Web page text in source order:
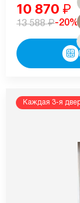
10 870 ₽
13 588₽-20%
Каждая 3-я